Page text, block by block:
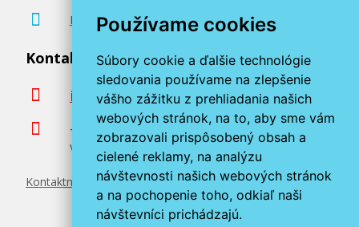
Používame cookies
Súbory cookie a ďalšie technológie
sledovania používame na zlepšenie
vášho zážitku z prehliadania našich
webových stránok, na to, aby sme vám
zobrazovali prispôsobený obsah a
cielené reklamy, na analýzu
návštevnosti našich webových stránok
a na pochopenie toho, odkiaľ naši
návštevníci prichádzajú.
13,90 €
Pridať do košíka
Originálna náplň Canon CLI-581 C
Poradenstvo zadarmo
Kontaktujte nás
info@miroluk.sk
+420 377 222 313
Volajte v pracovné dni od 8. do 17. hod.
Kontaktné údaje